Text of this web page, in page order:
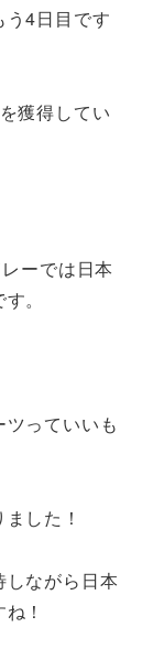
う4日目です
獲得してい
ーでは日本
。
っていいも
した！
ながら日本
！